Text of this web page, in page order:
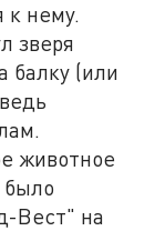
к нему.
зверя
балку (или
животное
было
Вест" на